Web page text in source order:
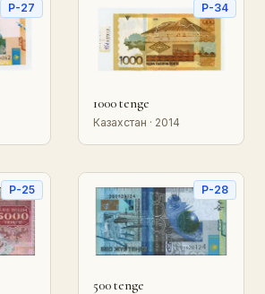
P-27 P-34
1000 tenge
Казахстан · 2014
P-25 P-28
500 tenge